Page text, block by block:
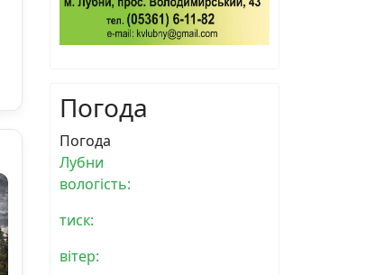
Погода
Погода
Лубни
вологість:
тиск:
вітер: